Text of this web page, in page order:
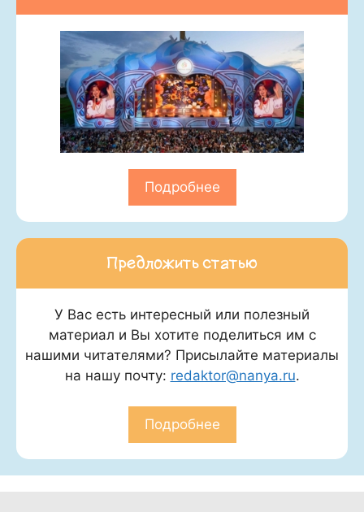
Подробнее
Предложить статью
У Вас есть интересный или полезный
материал и Вы хотите поделиться им с
нашими читателями? Присылайте материалы
на нашу почту: redaktor@nanya.ru.
Подробнее